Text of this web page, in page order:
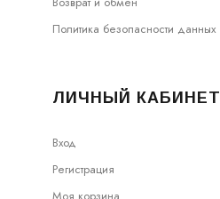
Политика безопасности данных
ЛИЧНЫЙ КАБИНЕТ
Вход
Регистрация